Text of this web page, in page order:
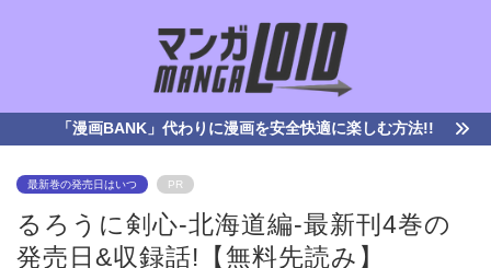
「漫画BANK」代わりに漫画を安全快適に楽しむ方法!!
最新巻の発売日はいつ PR
るろうに剣心-北海道編-最新刊4巻の
発売日&収録話!【無料先読み】